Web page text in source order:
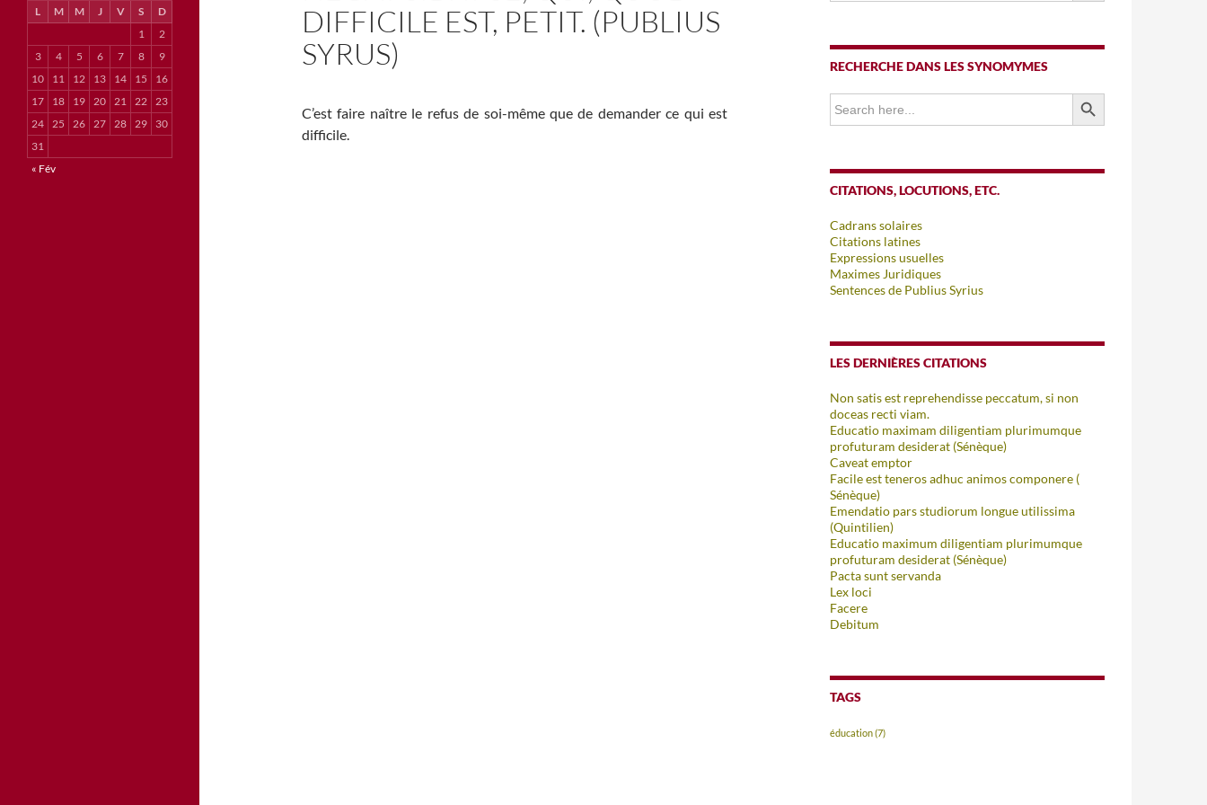
DIFFICILE EST, PETIT. (PUBLIUS
SYRUS)
C’est faire naître le refus de soi-même que de demander ce qui est
difficile.
RECHERCHE DANS LES SYNOMYMES
Search
for:
SEARCH BUTTON
CITATIONS, LOCUTIONS, ETC.
Cadrans solaires
Citations latines
Expressions usuelles
Maximes Juridiques
Sentences de Publius Syrius
LES DERNIÈRES CITATIONS
Non satis est reprehendisse peccatum, si non
doceas recti viam.
Educatio maximam diligentiam plurimumque
profuturam desiderat (Sénèque)
Caveat emptor
Facile est teneros adhuc animos componere (
Sénèque)
Emendatio pars studiorum longue utilissima
(Quintilien)
Educatio maximum diligentiam plurimumque
profuturam desiderat (Sénèque)
Pacta sunt servanda
Lex loci
Facere
Debitum
TAGS
éducation(7)
L M M J V S
D
1
2
3
4 5 6 7 8
9
10
11 12 13 14 15
16
17
18 19 20 21 22 23
24 25 26 27 28 29
30
31
« Fév